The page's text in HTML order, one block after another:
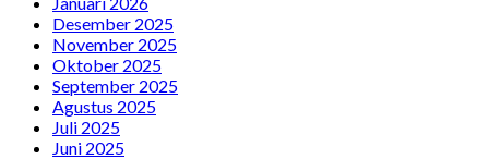
Desember 2025
November 2025
Oktober 2025
September 2025
Agustus 2025
Juli 2025
Juni 2025